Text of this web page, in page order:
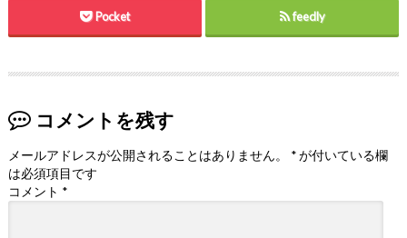
Pocket feedly
コメントを残す
メールアドレスが公開されることはありません。 *が付いている欄
は必須項目です
コメント *